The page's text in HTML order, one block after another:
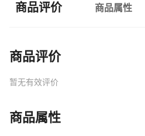
商品评价 商品属性
商品评价
暂无有效评价
商品属性